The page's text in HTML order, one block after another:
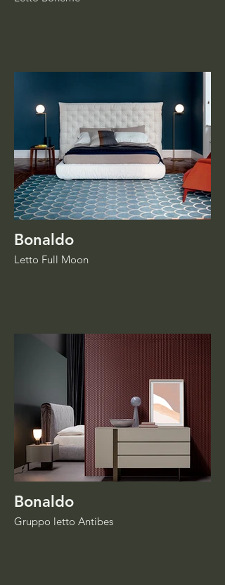
Bonaldo
Letto Full Moon
Bonaldo
Gruppo letto Antibes